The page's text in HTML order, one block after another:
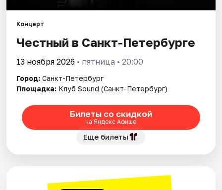
Города
Площадки
Рейтинги
Концерт
Честный в Санкт-Петербурге
13 ноября 2026 • пятница • 20:00
Город: Санкт-Петербург
Площадка: Клуб Sound (Санкт-Петербург)
Билеты со скидкой
на Яндекс Афише
Еще билеты